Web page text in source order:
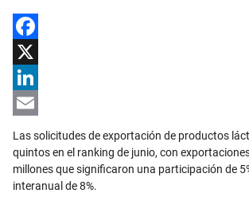
Facebook
X
LinkedIn
Email
Las solicitudes de exportación de productos
quintos en el ranking de junio, con
millones que significaron una participación de
interanual de 8%.